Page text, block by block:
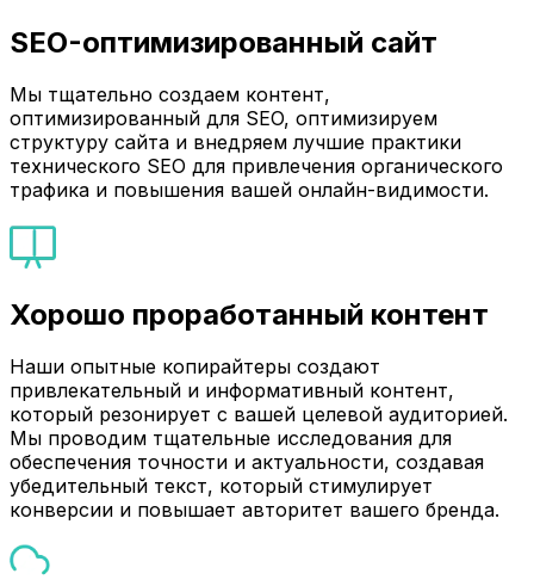
SEO-оптимизированный сайт
Мы тщательно создаем контент,
оптимизированный для SEO, оптимизируем
структуру сайта и внедряем лучшие практики
технического SEO для привлечения органического
трафика и повышения вашей онлайн-видимости.
Хорошо проработанный контент
Наши опытные копирайтеры создают
привлекательный и информативный контент,
который резонирует с вашей целевой аудиторией.
Мы проводим тщательные исследования для
обеспечения точности и актуальности, создавая
убедительный текст, который стимулирует
конверсии и повышает авторитет вашего бренда.